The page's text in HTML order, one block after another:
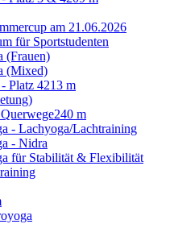
am 21.06.2026
für Sportstudenten
(Frauen)
(Mixed)
Platz 4213 m
240 m
- Lachyoga/Lachtraining
- Nidra
für Stabilität & Flexibilität